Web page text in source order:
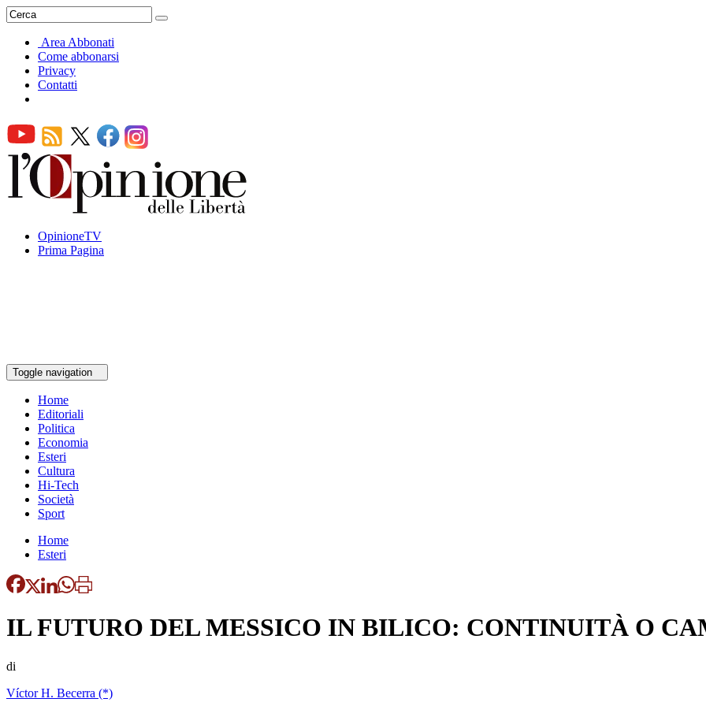
Area Abbonati
Come abbonarsi
Privacy
Contatti
OpinioneTV
Prima Pagina
Toggle navigation
Home
Editoriali
Politica
Economia
Esteri
Cultura
Hi-Tech
Società
Sport
Home
Esteri
IL FUTURO DEL MESSICO IN BILICO: CONTINUITÀ O
di
Víctor H. Becerra (*)